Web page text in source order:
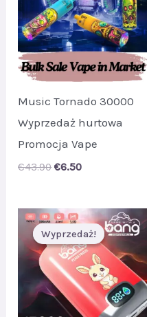
Music Tornado 30000
Wyprzedaż hurtowa
Promocja Vape
€43.90 Original
€43.90.
€6.50Current
€6.50.
Wyprzedaż!
Wyprzedaż!